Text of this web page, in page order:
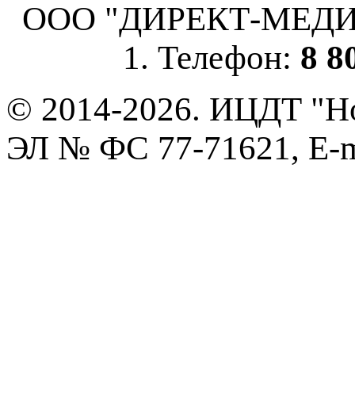
ООО "ДИРЕКТ-
1. Телефон: 8
© 2014-2026. ИЦДТ
ЭЛ № ФС 77-71621, E-